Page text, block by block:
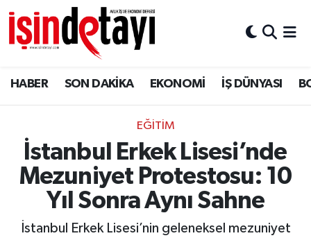
HABER SON DAKİKA EKONOMİ İŞ DÜNYASI
EĞITIM
İstanbul Erkek Lisesi’nde
Mezuniyet Protestosu: 10
Yıl Sonra Aynı Sahne
İstanbul Erkek Lisesi’nin geleneksel mezuniyet
DÜNYA
Eğitim
ENERJİ HABERİ
GAYRİMENKUL
HABER
Nöbetçi Eczaneler
Hava Durumu
İstanbul Namaz Vakitleri
Trafik Durumu
Süper Lig Puan Durumu ve Fikstür
Tüm Manşetler